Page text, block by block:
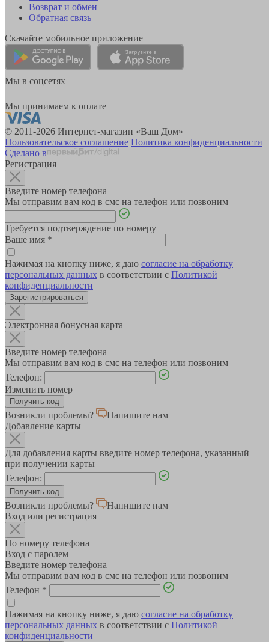
Возврат и обмен
Обратная связь
Скачайте мобильное приложение
Мы в соцсетях
Мы принимаем к оплате
© 2011-2026 Интернет-магазин «Ваш Дом»
Пользовательское соглашение Политика конфиденциальности
Сделано в
Регистрация
Введите номер телефона
Мы отправим вам код в смс на телефон или позвоним
Требуется подтверждение по номеру
Ваше имя *
Нажимая на кнопку ниже, я даю согласие на обработку
персональных данных в соответствии с Политикой
конфиденциальности
Зарегистрироваться
Электронная бонусная карта
Введите номер телефона
Мы отправим вам код в смс на телефон или позвоним
Телефон:
Изменить номер
Возникли проблемы?
Напишите нам
Добавление карты
Для добавления карты введите номер телефона, указанный
при получении карты
Телефон:
Возникли проблемы?
Напишите нам
Вход или регистрация
По номеру телефона
Вход с паролем
Введите номер телефона
Мы отправим вам код в смс на телефон или позвоним
Телефон *
Нажимая на кнопку ниже, я даю согласие на обработку
персональных данных в соответствии с Политикой
конфиденциальности